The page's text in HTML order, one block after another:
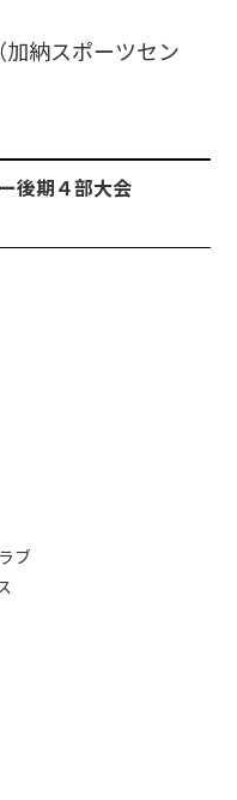
納スポーツセン
後期４部大会
ブ